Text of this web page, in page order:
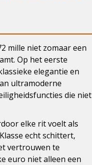
mille niet zomaar een
Op het eerste
elegantie en
ultramoderne
die niet
elke rit voelt als
echt schittert,
vertrouwen te
euro niet alleen een